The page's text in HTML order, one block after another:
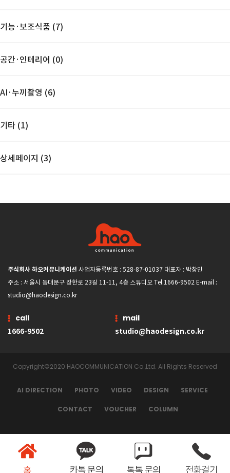
기능·보조식품 (7)
공간·인테리어 (0)
AI·누끼촬영 (6)
기타 (1)
상세페이지 (3)
주식회사 하오커뮤니케이션 사업자등록번호 : 528-87-01037 대표자 : 박창민
주소 : 서울시 동대문구 장한로 23길 11-11, 4층 스튜디오 Tel.1666-9502 E-mail :
studio@haodesign.co.kr
call
1666-9502
mail
studio@haodesign.co.kr
Copyright©2020 HAOCOMMUNICATION Co.,Ltd. All Rights Reserved
AI DIRECTION PHOTO VIDEO DESIGN SERVICE
CONTACT VOUCHER COLUMN